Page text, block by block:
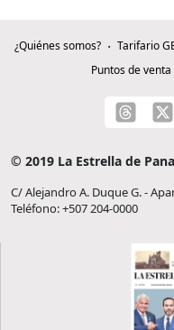
¿Quiénes somos? Tarifario
Puntos de venta
© 2019 La Estrella de
C/ Alejandro A. Duque G. -
Teléfono: +507 204-0000